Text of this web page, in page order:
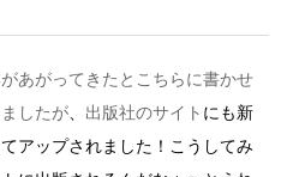
あがってきたとこちらに書かせ
したが、 出版社のサイト にも新
アップされました！こうしてみ